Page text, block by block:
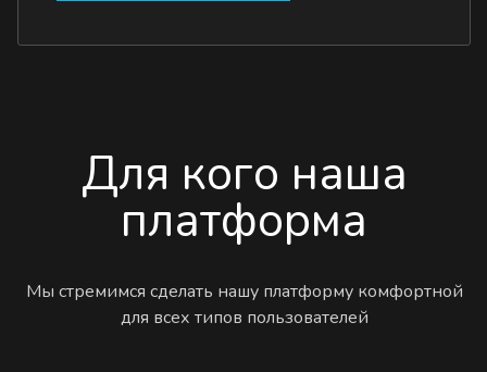
Для кого наша
платформа
Мы стремимся сделать нашу платформу комфортной
для всех типов пользователей